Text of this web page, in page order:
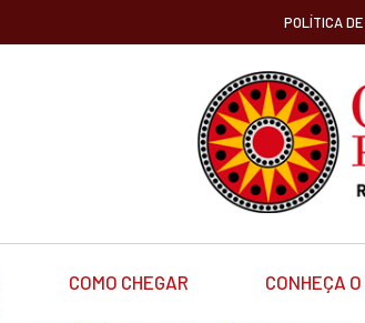
POLÍTICA
COMO CHEGAR CONHEÇA